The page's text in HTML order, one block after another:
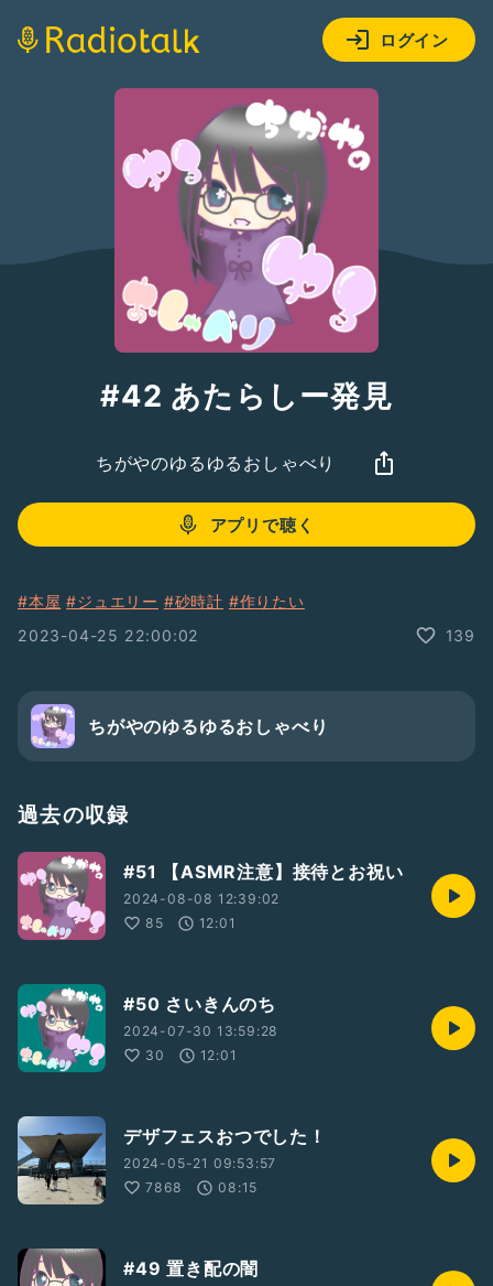
ログイン
#42 あたらしー発見
ちがやのゆるゆるおしゃべり
アプリで聴く
#本屋 #ジュエリー #砂時計 #作りたい
2023-04-25 22:00:02
139
ちがやのゆるゆるおしゃべり
過去の収録
#51 【ASMR注意】接待とお祝い
2024-08-08 12:39:02
85
12:01
#50 さいきんのち
2024-07-30 13:59:28
30
12:01
デザフェスおつでした！
2024-05-21 09:53:57
7868
08:15
#49 置き配の闇